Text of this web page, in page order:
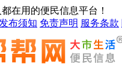
在用的便民信息平台！
发布须知 免责声明 服务条款